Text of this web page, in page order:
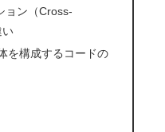
ョン（Cross-
い
を構成するコードの